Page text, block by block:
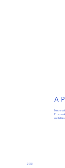
2002
A
Notre
Être un
mobilités